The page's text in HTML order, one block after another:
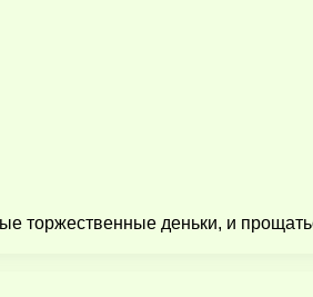
торжественные деньки, и